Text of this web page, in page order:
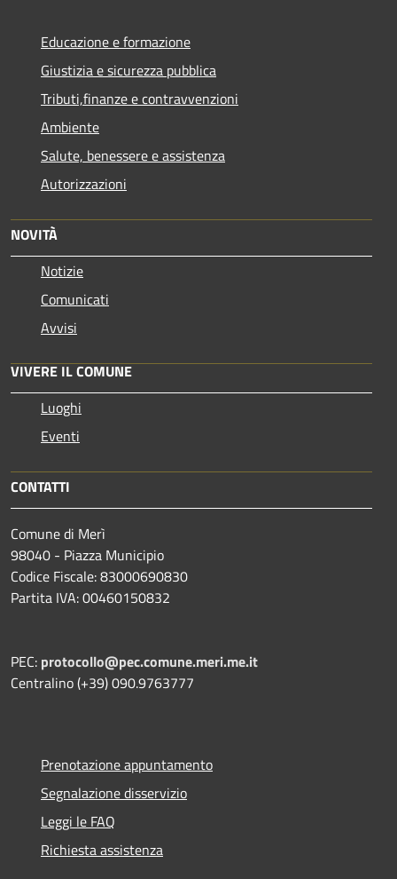
Educazione e formazione
Giustizia e sicurezza pubblica
Tributi,finanze e contravvenzioni
Ambiente
Salute, benessere e assistenza
Autorizzazioni
NOVITÀ
Notizie
Comunicati
Avvisi
VIVERE IL COMUNE
Luoghi
Eventi
CONTATTI
Comune di Merì
98040 - Piazza Municipio
Codice Fiscale: 83000690830
Partita IVA: 00460150832
PEC: protocollo@pec.comune.meri.me.it
Centralino (+39) 090.9763777
Prenotazione appuntamento
Segnalazione disservizio
Leggi le FAQ
Richiesta assistenza